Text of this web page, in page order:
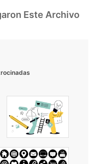
Este Archivo